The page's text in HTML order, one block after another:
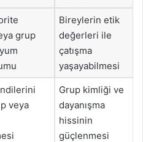
grup
Bireylerin etik
değerleri ile
çatışma
yaşayabilmesi
veya
Grup kimliği ve
dayanışma
hissinin
güçlenmesi